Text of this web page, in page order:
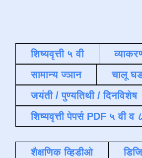
शिष्यवृत्ती ५ वी
सामान्य ज्ञान
चालू
जयंती / पुण्यतिथी / दिनविशेष
शिष्यवृत्ती पेपर्स PDF ५ वी व
शैक्षणिक व्हिडीओ